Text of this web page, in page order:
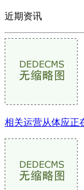
近期资讯
相关运营从体应正